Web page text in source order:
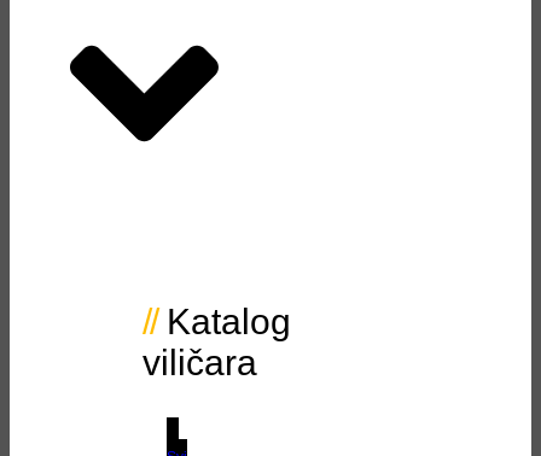
Katalog
viličara